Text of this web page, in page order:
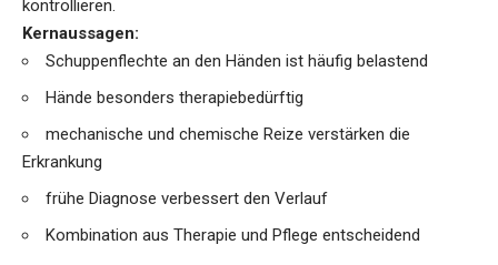
kontrollieren.
Kernaussagen:
Schuppenflechte an den Händen ist häufig belastend
Hände besonders therapiebedürftig
mechanische und chemische Reize verstärken die
Erkrankung
frühe Diagnose verbessert den Verlauf
Kombination aus Therapie und Pflege entscheidend